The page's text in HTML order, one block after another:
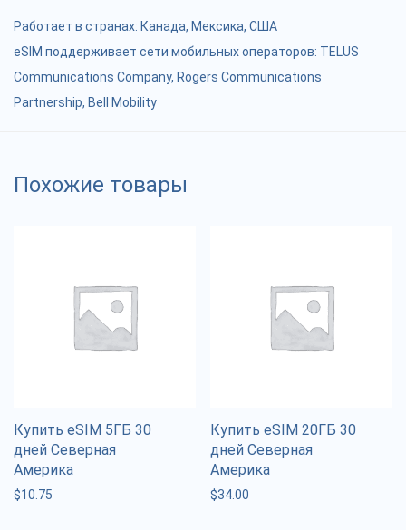
Работает в странах: Канада, Мексика, США
eSIM поддерживает сети мобильных операторов: TELUS
Communications Company, Rogers Communications
Partnership, Bell Mobility
Похожие товары
Купить eSIM 5ГБ 30
дней Северная
Америка
$10.75
Купить eSIM 20ГБ 30
дней Северная
Америка
$34.00